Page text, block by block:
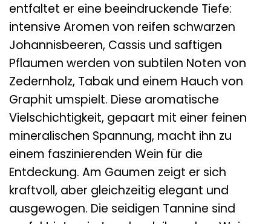
entfaltet er eine beeindruckende Tiefe:
intensive Aromen von reifen schwarzen
Johannisbeeren, Cassis und saftigen
Pflaumen werden von subtilen Noten von
Zedernholz, Tabak und einem Hauch von
Graphit umspielt. Diese aromatische
Vielschichtigkeit, gepaart mit einer feinen
mineralischen Spannung, macht ihn zu
einem faszinierenden Wein für die
Entdeckung. Am Gaumen zeigt er sich
kraftvoll, aber gleichzeitig elegant und
ausgewogen. Die seidigen Tannine sind